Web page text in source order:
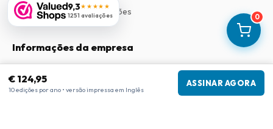
0
€ 124,95
10 edições por ano • versão impressa em Inglês
ASSINAR AGORA
9,3★★★★★
1251 avaliações
Procedimento de Reclamações
Informações da empresa
3043 PR Rotterdam, Países Baixos
Número de IVA
NL817937778B01